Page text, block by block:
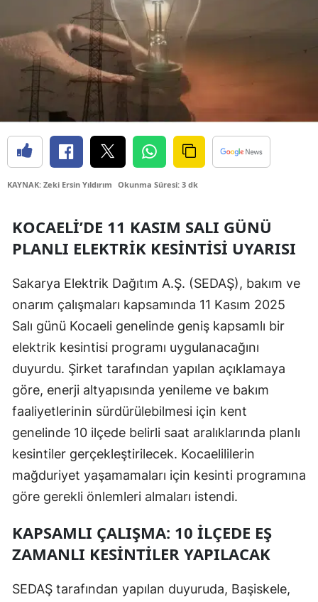
Diyarbakır
Edirne
Erzurum
Gaziantep
Giresun
Gümüşhane
Hakkari
Hatay
Isparta
Mersin
İstanbul
İzmir
Kars
Kastamonu
KAYNAK: Zeki Ersin Yıldırım Okunma Süresi: 3 dk
KOCAELI’DE 11 KASIM SALI GÜNÜ
PLANLI ELEKTRIK KESINTISI UYARISI
Sakarya Elektrik Dağıtım A.Ş. (SEDAŞ), bakım ve
onarım çalışmaları kapsamında 11 Kasım 2025
Salı günü Kocaeli genelinde geniş kapsamlı bir
elektrik kesintisi programı uygulanacağını
duyurdu. Şirket tarafından yapılan açıklamaya
göre, enerji altyapısında yenileme ve bakım
faaliyetlerinin sürdürülebilmesi için kent
genelinde 10 ilçede belirli saat aralıklarında planlı
kesintiler gerçekleştirilecek. Kocaelililerin
mağduriyet yaşamamaları için kesinti programına
göre gerekli önlemleri almaları istendi.
KAPSAMLI ÇALIŞMA: 10 İLÇEDE EŞ
ZAMANLI KESINTILER YAPILACAK
SEDAŞ tarafından yapılan duyuruda, Başiskele,